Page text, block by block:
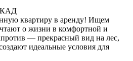
квартиру в аренду! Ищем
о жизни в комфортной и
— прекрасный вид на лес,
идеальные условия для